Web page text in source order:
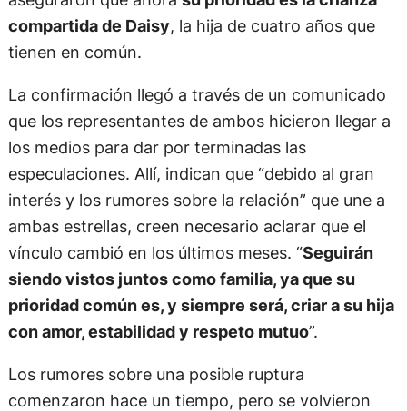
compartida de Daisy, la hija de cuatro años que
tienen en común.
La confirmación llegó a través de un comunicado
que los representantes de ambos hicieron llegar a
los medios para dar por terminadas las
especulaciones. Allí, indican que “debido al gran
interés y los rumores sobre la relación” que une a
ambas estrellas, creen necesario aclarar que el
vínculo cambió en los últimos meses. “Seguirán
siendo vistos juntos como familia, ya que su
prioridad común es, y siempre será, criar a su hija
con amor, estabilidad y respeto mutuo”.
Los rumores sobre una posible ruptura
comenzaron hace un tiempo, pero se volvieron